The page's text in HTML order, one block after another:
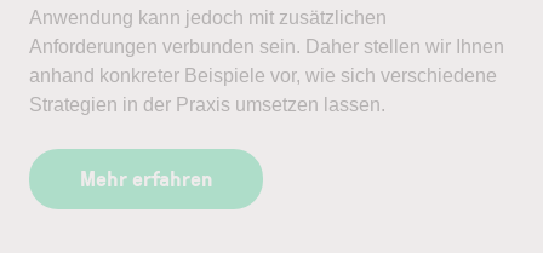
Anwendung kann jedoch mit zusätzlichen
Anforderungen verbunden sein. Daher stellen wir Ihnen
anhand konkreter Beispiele vor, wie sich verschiedene
Strategien in der Praxis umsetzen lassen.
Mehr erfahren